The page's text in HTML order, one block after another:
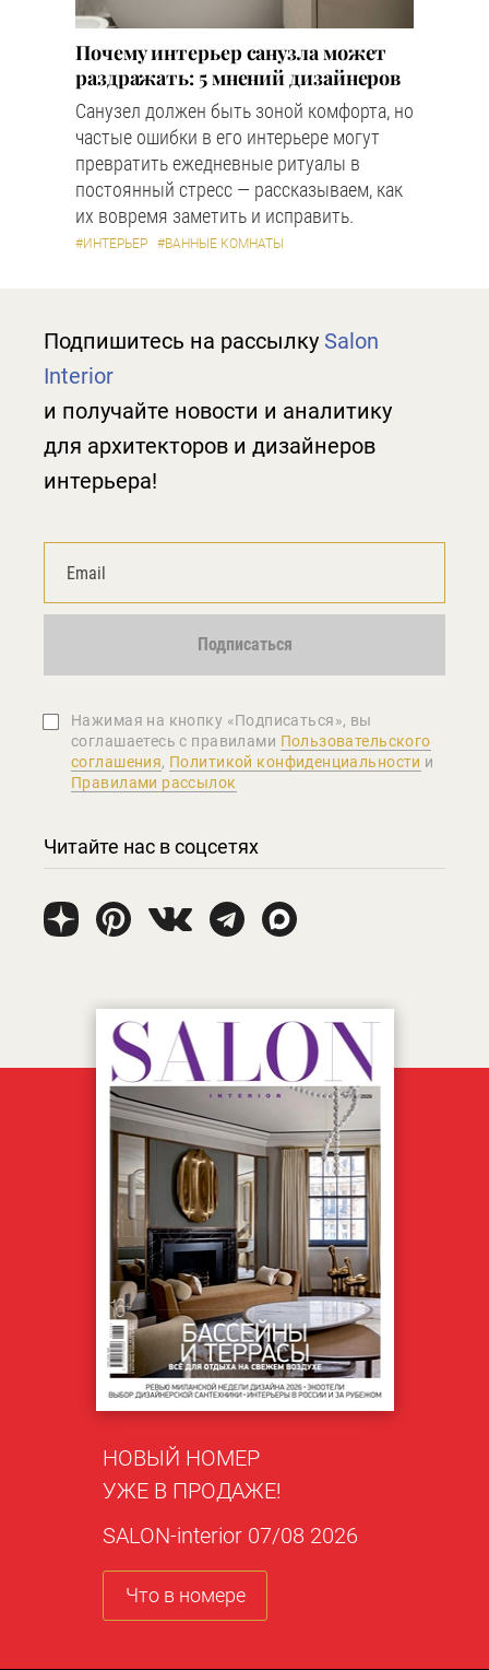
Почему интерьер санузла может
раздражать: 5 мнений дизайнеров
Санузел должен быть зоной комфорта, но
частые ошибки в его интерьере могут
превратить ежедневные ритуалы в
постоянный стресс — рассказываем, как
их вовремя заметить и исправить.
#ИНТЕРЬЕР #ВАННЫЕ КОМНАТЫ
Подпишитесь на рассылку Salon
Interior
и получайте новости и аналитику
для архитекторов и дизайнеров
интерьера!
Подписаться
Нажимая на кнопку «Подписаться», вы
соглашаетеcь с правилами Пользовательского
соглашения, Политикой конфиденциальности и
Правилами рассылок
Читайте нас в соцсетях
НОВЫЙ НОМЕР
УЖЕ В ПРОДАЖЕ!
SALON-interior 07/08 2026
Что в номере